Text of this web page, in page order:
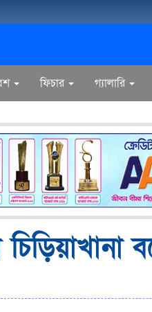
ফিচার গ্যালারি